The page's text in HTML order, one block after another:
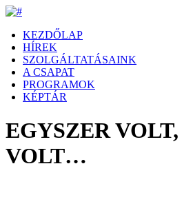
KEZDŐLAP
HÍREK
SZOLGÁLTATÁSAINK
A CSAPAT
PROGRAMOK
KÉPTÁR
EGYSZER
VOLT…